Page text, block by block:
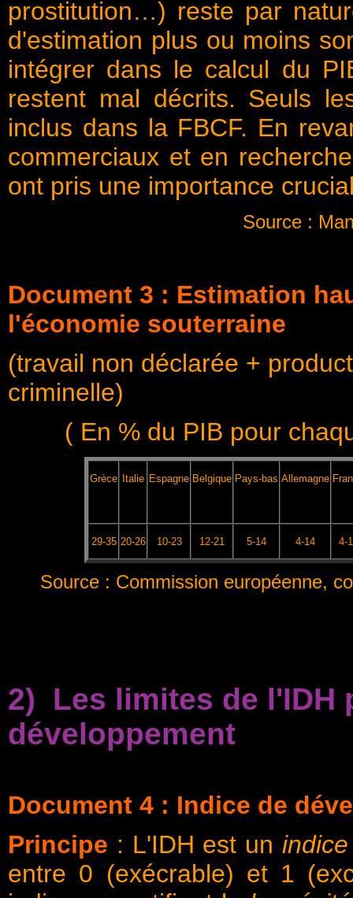
prostitution…) reste par
d'estimation plus ou moins
intégrer dans le calcul du
restent mal décrits. Seuls
inclus dans la FBCF. En
commerciaux et en
ont pris une importance
Source :
Document 3 : Estimation
l'économie souterraine
(travail non déclarée +
criminelle)
( En % du PIB pour
Grèce Italie Espagne Belgique Pays-bas Allemagne
29-35 20-26 10-23 12-21 5-14 4-14 4-
Source : Commission européenne,
2)
Les limites de l'IDH
développement
Document 4 : Indice de
Principe : L'IDH est un
entre 0 (exécrable) et 1